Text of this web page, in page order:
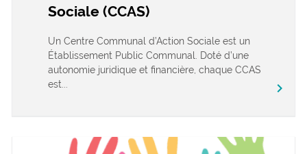
Sociale (CCAS)
Un Centre Communal d’Action Sociale est un
Établissement Public Communal. Doté d’une
autonomie juridique et financière, chaque CCAS
est...
chevron_right